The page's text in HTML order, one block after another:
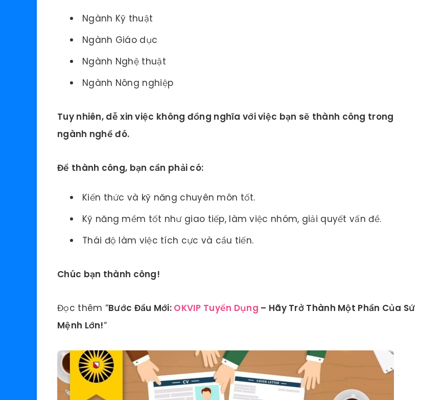
Ngành Kỹ thuật
Ngành Giáo dục
Ngành Nghệ thuật
Ngành Nông nghiệp
Tuy nhiên, dễ xin việc không đồng nghĩa với việc bạn sẽ thành công trong
ngành nghề đó.
Để thành công, bạn cần phải có:
Kiến thức và kỹ năng chuyên môn tốt.
Kỹ năng mềm tốt như giao tiếp, làm việc nhóm, giải quyết vấn đề.
Thái độ làm việc tích cực và cầu tiến.
Chúc bạn thành công!
Đọc thêm “Bước Đầu Mới: OKVIP Tuyển Dụng – Hãy Trở Thành Một Phần Của Sứ
Mệnh Lớn!“